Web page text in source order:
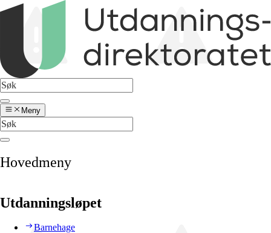
Meny
Hovedmeny
Utdanningsløpet
Barnehage